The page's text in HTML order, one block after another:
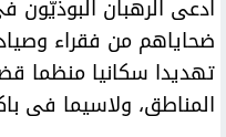
ادعى الرهبان البوذيّون
ضحاياهم من فقراء
تهديدا سكانيا منظما
المناطق، ولاسيما فى